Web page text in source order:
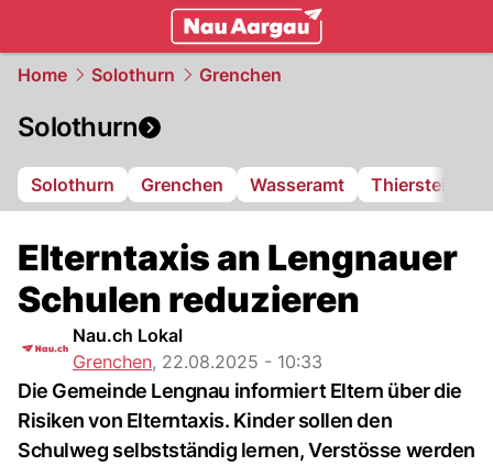
Home Solothurn Grenchen
Solothurn
Solothurn Grenchen Wasseramt Thierstein
Elterntaxis an Lengnauer
Schulen reduzieren
Nau.ch Lokal
Grenchen, 22.08.2025 - 10:33
Die Gemeinde Lengnau informiert Eltern über die
Risiken von Elterntaxis. Kinder sollen den
Schulweg selbstständig lernen, Verstösse werden